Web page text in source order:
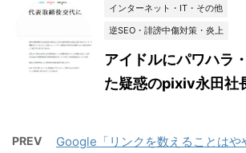
インターネット・IT・その他
逆SEO・誹謗中傷対策・炎上
アイドルにパワハラ
た疑惑のpixiv永田社
PREV Google「リンクを数えることはや